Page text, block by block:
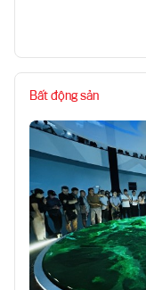
Bất động sản